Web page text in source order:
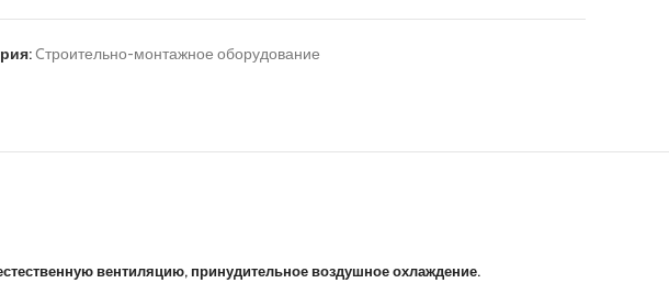
Cтроительно-монтажное оборудование
вентиляцию, принудительное воздушное охлаждение.